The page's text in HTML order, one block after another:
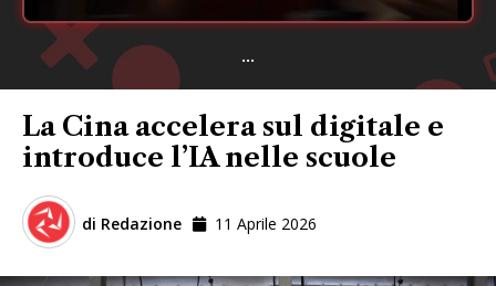
...
La Cina accelera sul digitale e
introduce l’IA nelle scuole
di Redazione 11 Aprile 2026